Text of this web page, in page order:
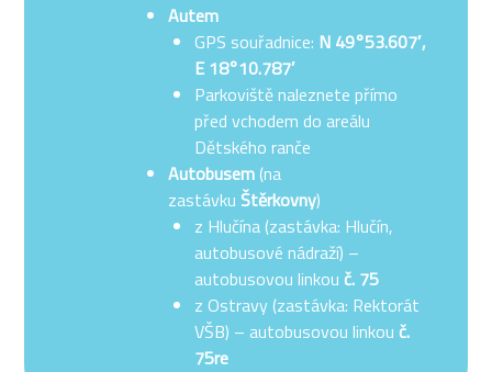
Autem
GPS souřadnice: N 49°53.607′,
E 18°10.787′
Parkoviště naleznete přímo
před vchodem do areálu
Dětského ranče
Autobusem(na
zastávkuŠtěrkovny)
z Hlučína (zastávka: Hlučín,
autobusové nádraží) –
autobusovou linkouč. 75
z Ostravy (zastávka: Rektorát
VŠB) – autobusovou linkouč.
75re